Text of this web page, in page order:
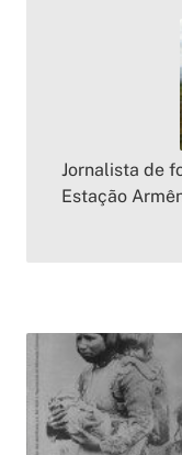
Jornalista de
Estação